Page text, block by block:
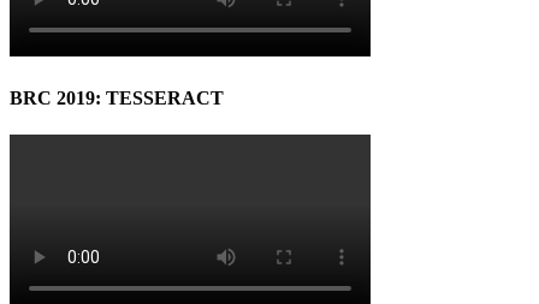
BRC 2019: TESSERACT